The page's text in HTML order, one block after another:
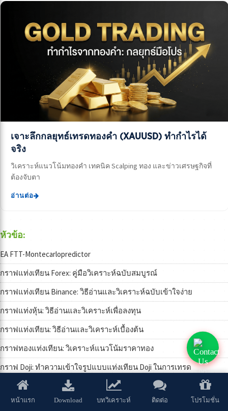
เจาะลึกกลยุทธ์เทรดทองคำ (XAUUSD) ทำกำไรได้
จริง
วิเคราะห์แนวโน้มทองคำ เทคนิค Scalping ทอง และข่าวเศรษฐกิจที่
ต้องจับตา
อ่านต่อ
หัวข้อ:
EA FTT-Montecarlopredictor
กราฟแท่งเทียน Forex: คู่มือวิเคราะห์ฉบับสมบูรณ์
กราฟแท่งเทียน Binance: วิธีอ่านและวิเคราะห์ฉบับเข้าใจง่าย
กราฟแท่งหุ้น: วิธีอ่านและวิเคราะห์เพื่อลงทุน
กราฟแท่งเทียน: วิธีอ่านและวิเคราะห์เบื้องต้น
กราฟทองแท่งเทียน: วิเคราะห์แนวโน้มราคาทอง
กราฟ Doji: ทำความเข้าใจรูปแบบแท่งเทียน Doji ในการเทรด
Doji: สัญญาณกลับตัวของกราฟแท่งเทียน
กราฟแท่งเทียน: วิธีอ่านและใช้งานฉบับเซียน
หน้าแรก Download บทวิเคราะห์ ติดต่อ โปรโมชั่น